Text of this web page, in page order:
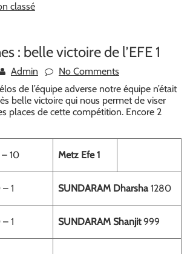
classé
: belle victoire de l’EFE 1
Admin
No Comments
de l’équipe adverse notre équipe n’était
belle victoire qui nous permet de viser
places de cette compétition. Encore 2
– 10 Metz Efe 1
1 SUNDARAM Dharsha1280
1 SUNDARAM Shanjit999